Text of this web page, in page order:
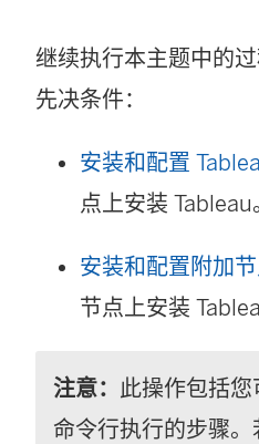
继续执行本主题中的
先决条件：
安装和配置
点上安装 Tableau
安装和配置附加
节点上安装
注意： 此操作包括
命令行执行的步骤。